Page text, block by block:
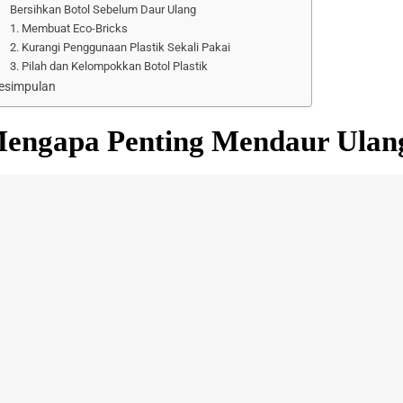
Bersihkan Botol Sebelum Daur Ulang
1. Membuat Eco-Bricks
2. Kurangi Penggunaan Plastik Sekali Pakai
3. Pilah dan Kelompokkan Botol Plastik
Penting Mendaur